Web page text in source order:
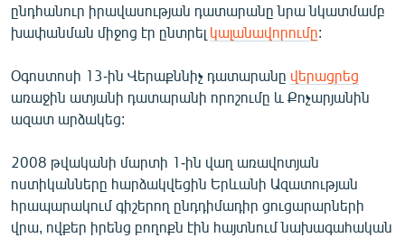
ընդհանուր իրավասության դատարանը նրա նկատմամբ
խափանման միջոց էր ընտրել կալանավորումը:
Օգոստոսի 13-ին Վերաքննիչ դատարանը վերացրեց
առաջին ատյանի դատարանի որոշումը և Քոչարյանին
ազատ արձակեց:
2008 թվականի մարտի 1-ին վաղ առավոտյան
ոստիկանները հարձակվեցին Երևանի Ազատության
հրապարակում գիշերող ընդդիմադիր ցուցարարների
վրա, ովքեր իրենց բողոքն էին հայտնում նախագահական